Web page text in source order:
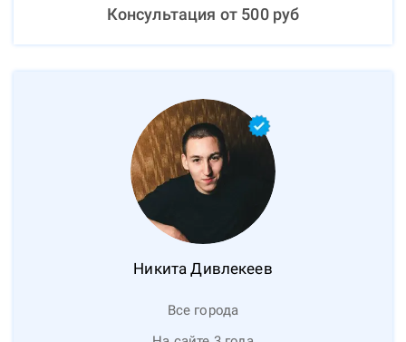
Консультация от 500руб
Никита Дивлекеев
Все города